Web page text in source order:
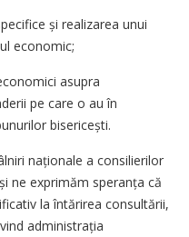
și realizarea unui
economic;
asupra
pe care o au în
bisericești.
naționale a consilierilor
ne exprimăm speranța că
la întărirea consultării,
administrația